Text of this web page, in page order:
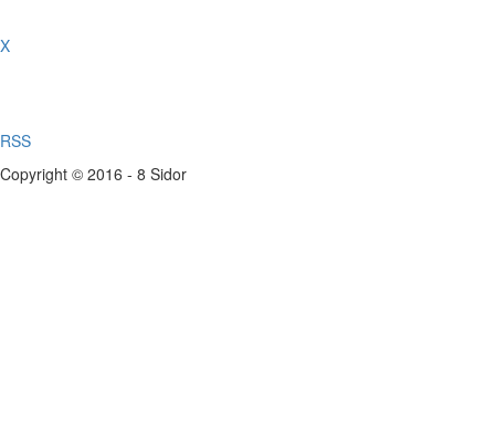
X
RSS
Copyright © 2016 - 8 Sidor